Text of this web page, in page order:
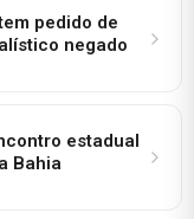
pedido de
negado
estadual
Bahia